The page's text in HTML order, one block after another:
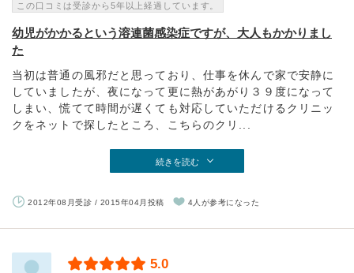
この口コミは受診から5年以上経過しています。
幼児がかかるという溶連菌感染症ですが、大人もかかりまし
た
当初は普通の風邪だと思っており、仕事を休んで家で安静に
していましたが、夜になって更に熱があがり３９度になって
しまい、慌てて時間が遅くても対応していただけるクリニッ
クをネットで探したところ、こちらのクリ...
続きを読む
2012年08月受診 / 2015年04月投稿 4人が参考になった
5.0